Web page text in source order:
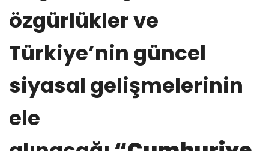
özgürlükler ve
Türkiye’nin güncel
siyasal gelişmelerinin
ele